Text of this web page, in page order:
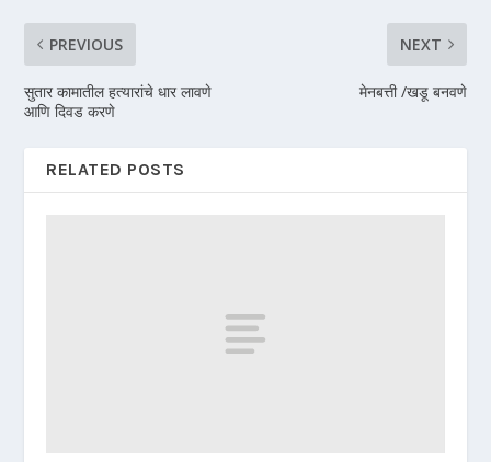
PREVIOUS
सुतार कामातील हत्यारांचे धार लावणे
आणि दिवड करणे
NEXT
मेनबत्ती /खडू बनवणे
RELATED POSTS